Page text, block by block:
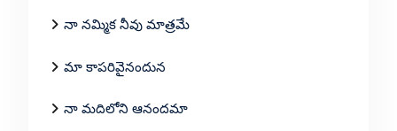
నా నమ్మిక నీవు మాత్రమే
మా కాపరివైనందున
నా మదిలోని ఆనందమా